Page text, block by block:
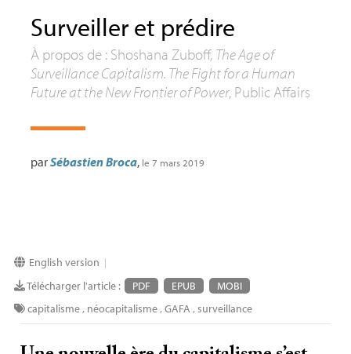
Surveiller et prédire
À propos de : Shoshana Zuboff, The Age of
Surveillance Capitalism. The Fight for a Human
Future at the New Frontier of Power, Public Affairs
parSébastien Broca, le 7 mars 2019
English version |
Télécharger l'article : PDF EPUB
MOBI
capitalisme, néocapitalisme,GAFA ,surveillance